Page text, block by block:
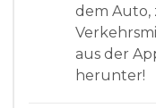
dem Auto,
aus der
herunter!